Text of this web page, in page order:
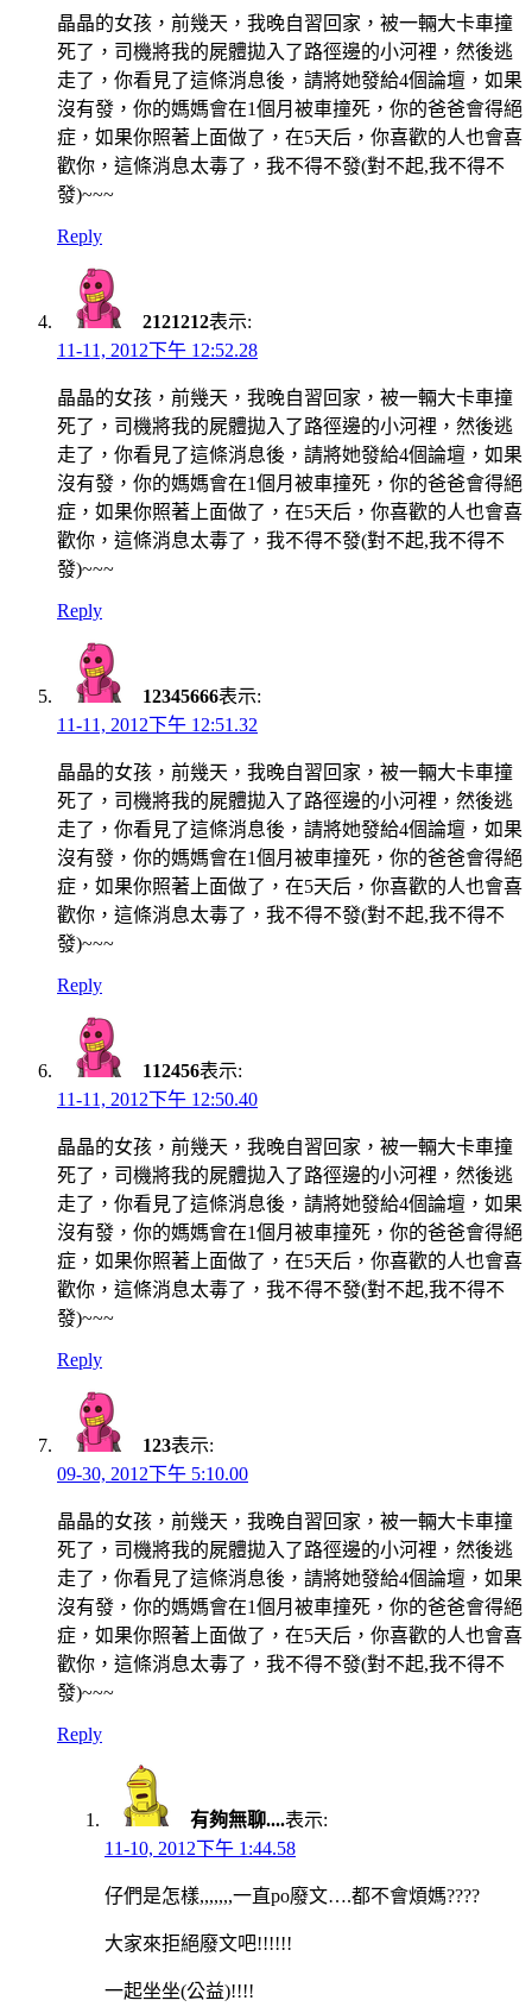
晶晶的女孩，前幾天，我晚自習回家，被一輛大卡車撞
死了，司機將我的屍體拋入了路徑邊的小河裡，然後逃
走了，你看見了這條消息後，請將她發給4個論壇，如果
沒有發，你的媽媽會在1個月被車撞死，你的爸爸會得絕
症，如果你照著上面做了，在5天后，你喜歡的人也會喜
歡你，這條消息太毒了，我不得不發(對不起,我不得不
發)~~~
Reply
2121212表示:
11-11, 2012下午 12:52.28
晶晶的女孩，前幾天，我晚自習回家，被一輛大卡車撞
死了，司機將我的屍體拋入了路徑邊的小河裡，然後逃
走了，你看見了這條消息後，請將她發給4個論壇，如果
沒有發，你的媽媽會在1個月被車撞死，你的爸爸會得絕
症，如果你照著上面做了，在5天后，你喜歡的人也會喜
歡你，這條消息太毒了，我不得不發(對不起,我不得不
發)~~~
Reply
12345666表示:
11-11, 2012下午 12:51.32
晶晶的女孩，前幾天，我晚自習回家，被一輛大卡車撞
死了，司機將我的屍體拋入了路徑邊的小河裡，然後逃
走了，你看見了這條消息後，請將她發給4個論壇，如果
沒有發，你的媽媽會在1個月被車撞死，你的爸爸會得絕
症，如果你照著上面做了，在5天后，你喜歡的人也會喜
歡你，這條消息太毒了，我不得不發(對不起,我不得不
發)~~~
Reply
112456表示:
11-11, 2012下午 12:50.40
晶晶的女孩，前幾天，我晚自習回家，被一輛大卡車撞
死了，司機將我的屍體拋入了路徑邊的小河裡，然後逃
走了，你看見了這條消息後，請將她發給4個論壇，如果
沒有發，你的媽媽會在1個月被車撞死，你的爸爸會得絕
症，如果你照著上面做了，在5天后，你喜歡的人也會喜
歡你，這條消息太毒了，我不得不發(對不起,我不得不
發)~~~
Reply
123表示:
09-30, 2012下午 5:10.00
晶晶的女孩，前幾天，我晚自習回家，被一輛大卡車撞
死了，司機將我的屍體拋入了路徑邊的小河裡，然後逃
走了，你看見了這條消息後，請將她發給4個論壇，如果
沒有發，你的媽媽會在1個月被車撞死，你的爸爸會得絕
症，如果你照著上面做了，在5天后，你喜歡的人也會喜
歡你，這條消息太毒了，我不得不發(對不起,我不得不
發)~~~
Reply
有夠無聊....表示:
11-10, 2012下午 1:44.58
仔們是怎樣,,,,,,,一直po廢文….都不會煩媽????
大家來拒絕廢文吧!!!!!!
一起坐坐(公益)!!!!